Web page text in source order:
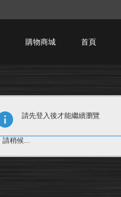
購物商城 首頁
請先登入後才能繼續瀏覽
請稍候...